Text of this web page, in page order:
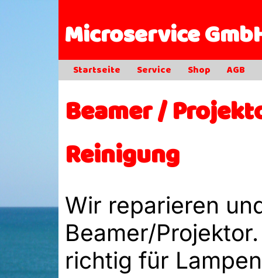
Microservice
Startseite Service Shop AGB
Beamer /
Reinigung
Wir reparieren
Beamer/
richtig für